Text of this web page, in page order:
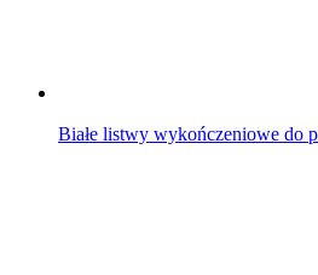
Białe listwy wykończeniowe do